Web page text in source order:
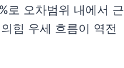
로 오차범위 내에서 근
힘 우세 흐름이 역전